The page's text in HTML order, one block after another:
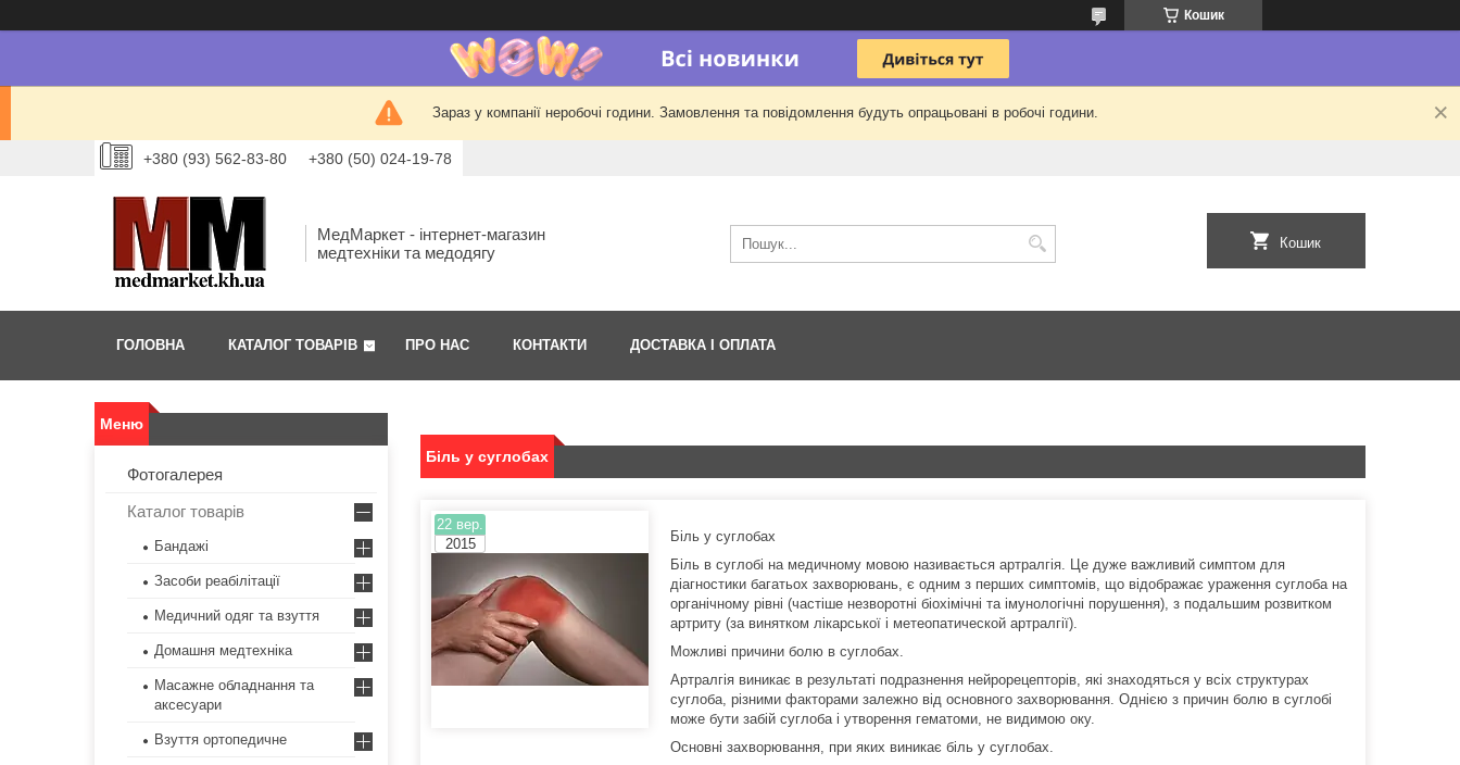
Кошик
Зараз у компанії неробочі години. Замовлення та повідомлення будуть опрацьовані в робочі години.
+380 (93) 562-83-80 +380 (50) 024-19-78
МедМаркет - інтернет-магазин
медтехніки та медодягу
Кошик
ГОЛОВНА КАТАЛОГ ТОВАРІВ ПРО НАС КОНТАКТИ ДОСТАВКА І ОПЛАТА
Біль у суглобах
22 вер.
2015
Біль у суглобах
Біль в суглобі на медичному мовою називається артралгія. Це дуже важливий симптом для
діагностики багатьох захворювань, є одним з перших симптомів, що відображає ураження суглоба на
органічному рівні (частіше незворотні біохімічні та імунологічні порушення), з подальшим розвитком
артриту (за винятком лікарської і метеопатической артралгії).
Можливі причини болю в суглобах.
Артралгія виникає в результаті подразнення нейрорецепторів, які знаходяться у всіх структурах
суглоба, різними факторами залежно від основного захворювання. Однією з причин болю в суглобі
може бути забій суглоба і утворення гематоми, не видимою оку.
Основні захворювання, при яких виникає біль у суглобах.
Фотогалерея
Каталог товарів
Бандажі
Засоби реабілітації
Медичний одяг та взуття
Домашня медтехніка
Масажне обладнання та
аксесуари
Взуття ортопедичне